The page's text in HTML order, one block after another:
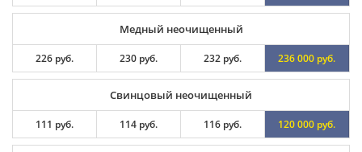
Медный неочищенный
226 руб. 230 руб. 232 руб. 236 000 руб.
Свинцовый неочищенный
111 руб. 114 руб. 116 руб. 120 000 руб.